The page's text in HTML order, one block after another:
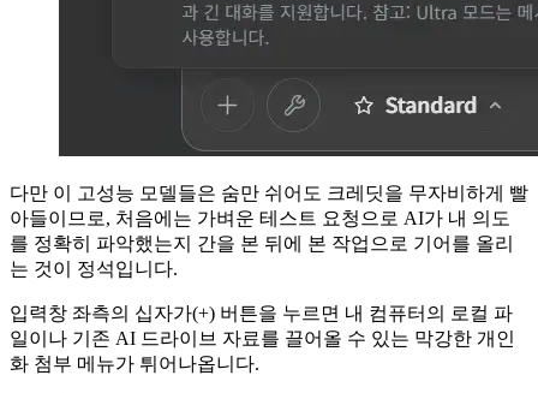
다만 이 고성능 모델들은 숨만 쉬어도 크레딧을 무자비하게 빨
아들이므로, 처음에는 가벼운 테스트 요청으로 AI가 내 의도
를 정확히 파악했는지 간을 본 뒤에 본 작업으로 기어를 올리
는 것이 정석입니다.
입력창 좌측의 십자가(+) 버튼을 누르면 내 컴퓨터의 로컬 파
일이나 기존 AI 드라이브 자료를 끌어올 수 있는 막강한 개인
화 첨부 메뉴가 튀어나옵니다.